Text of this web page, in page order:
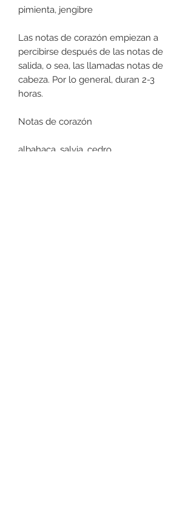
pimienta, jengibre
Las notas de corazón empiezan a
percibirse después de las notas de
salida, o sea, las llamadas notas de
cabeza. Por lo general, duran 2-3
horas.
Notas de corazón
albahaca, salvia, cedro